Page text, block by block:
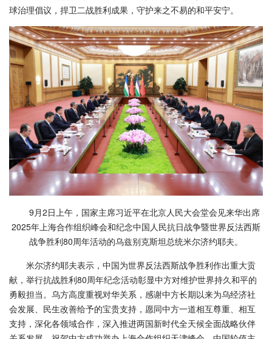
球治理倡议，捍卫二战胜利成果，守护来之不易的和平安宁。
9月2日上午，国家主席习近平在北京人民大会堂会见来华出席
2025年上海合作组织峰会和纪念中国人民抗日战争暨世界反法西斯
战争胜利80周年活动的乌兹别克斯坦总统米尔济约耶夫。
米尔济约耶夫表示，中国为世界反法西斯战争胜利作出重大贡
献，举行抗战胜利80周年纪念活动彰显中方对维护世界持久和平的
勇毅担当。乌方高度重视对华关系，感谢中方长期以来为乌经济社
会发展、民生改善给予的宝贵支持，愿同中方一道相互尊重、相互
支持，深化各领域合作，深入推进两国新时代全天候全面战略伙伴